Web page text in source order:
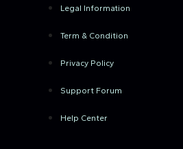
Legal Information
Term & Condition
Privacy Policy
Support Forum
Help Center